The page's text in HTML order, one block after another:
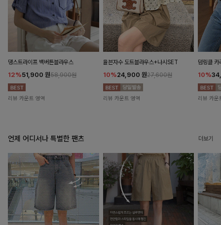
댕스트라이프 백버튼블라우스
12%51,900 원58,900원
리뷰 카운트 영역
율븐자수 도트블라우스+나시SET
10%24,900 원27,600원
리뷰 카운트 영역
덤링클 카
10%
리뷰 카운
언제 어디서나 특별한 팬츠 더보기